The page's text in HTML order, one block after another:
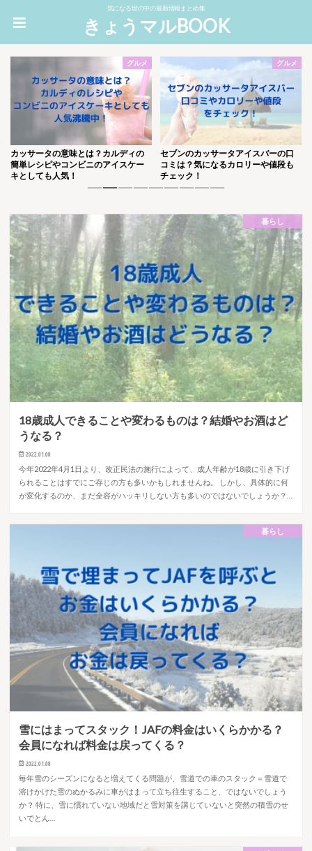
気になる世の中の最新情報まとめ集
きょうマルBOOK
グルメ
カッサータの意味とは？カルディの
簡単レシピやコンビニのアイスケー
キとしても人気！
グルメ
セブンのカッサータアイスバーの口
コミは？気になるカロリーや値段も
チェック！
暮らし
18歳成人できることや変わるものは？結婚やお酒はど
うなる？
2022.01.08
今年2022年4月1日より、改正民法の施行によって、成人年齢が18歳に引き下げ
られることはすでにご存じの方も多いかもしれませんね。 しかし、具体的に何
が変化するのか、まだ全容がハッキリしない方も多いのではないでしょうか？…
暮らし
雪にはまってスタック！JAFの料金はいくらかかる？
会員になれば料金は戻ってくる？
2022.01.08
毎年雪のシーズンになると増えてくる問題が、雪道での車のスタック＝雪道で
溶けかけた雪のぬかるみに車がはまって立ち往生すること、ではないでしょう
か？ 特に、雪に慣れていない地域だと雪対策を講じていないと突然の積雪のせ
いでとん…